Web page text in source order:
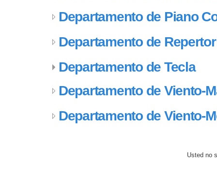
Departamento de Piano
Departamento de
Departamento de Tecla
Departamento de Viento-
Departamento de Viento-
Usted no